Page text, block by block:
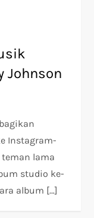
Johnson
Instagram-
lama
studio ke-
album […]